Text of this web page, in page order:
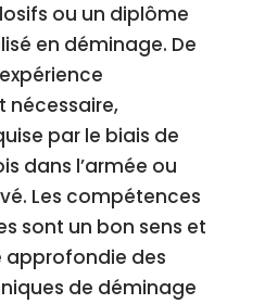
ou un diplôme
en déminage. De
nécessaire,
par le biais de
dans l’armée ou
Les compétences
sont un bon sens et
approfondie des
de déminage